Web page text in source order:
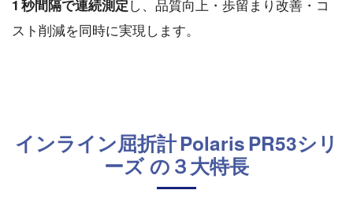
1 秒間隔で連続測定し、品質向上・歩留まり改善・コ
スト削減を同時に実現します。
インライン屈折計 Polaris PR53シリ
ーズ の３大特長